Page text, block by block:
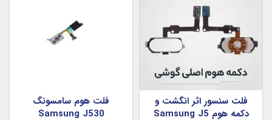
فلت سنسور اثر انگشت و
دکمه هوم Samsung J5
فلت هوم سامسونگ
Samsung J530